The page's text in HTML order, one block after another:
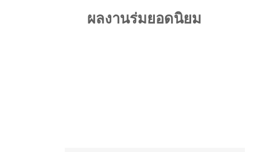
ผลงานร่มยอดนิยม